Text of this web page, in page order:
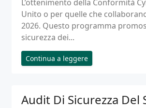
L’ottenimento della Conformità
Unito o per quelle che
2026. Questo programma
sicurezza dei...
Continua a leggere
Audit Di Sicurezza Del